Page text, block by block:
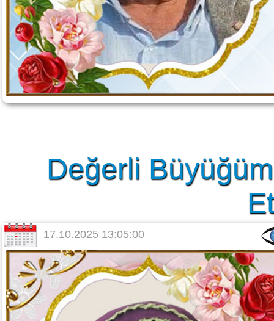
Değerli
17.10.2025 13:05:00